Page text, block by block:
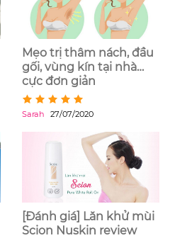
Mẹo trị thâm nách, đầu
gối, vùng kín tại nhà
cực đơn giản
Sarah 27/07/2020
[Đánh giá] Lăn khử mùi
Scion Nuskin review